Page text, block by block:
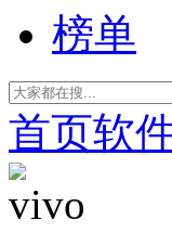
榜单
首页软